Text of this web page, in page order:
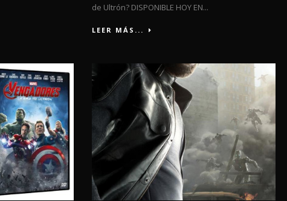
de Ultrón? DISPONIBLE HOY EN...
LEER MÁS...